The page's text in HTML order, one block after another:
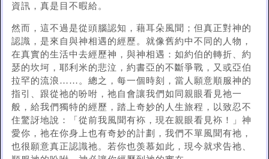
資訊，真是目不暇給。
然而，這不過是從頭腦認知，藉耳朵風聞；但真正對神的
認識，是來自與神相遇的經歷。就像舊約中不同的人物，
在真實的生活中去經歷神，與神相遇：如約伯的轉折、約
瑟的坎坷，耶利米的悲泣，約書亞的不斷爭戰，又或亞伯
拉罕的流浪……。總之，每一個時刻，當人願意順服神的
指引、跟從祂的吩咐，祂自會讓我們如同親眼看見祂一
般，給我們獨特的經歷，踏上奇妙的人生旅程，以致忍不
住驚訝地說：「從前我風聞有袮，現在親眼看見袮！」神
愛你，祂在你身上也有奇妙的計劃，我們不單風聞有祂，
也很願意真正認識祂。若你也羡慕如此，現今就求告祂、